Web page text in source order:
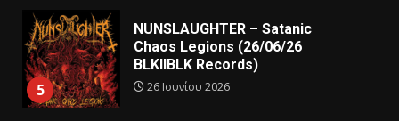
5
NUNSLAUGHTER – Satanic
Chaos Legions (26/06/26
BLKIIBLK Records)
26 Ιουνίου 2026